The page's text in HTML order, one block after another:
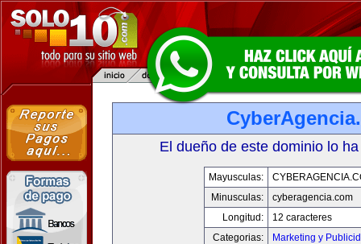
El dueño de este dominio lo
Mayusculas:
Minusculas:
cyberagencia.com
Longitud:
12 caracteres
Categorias:
Marketing y